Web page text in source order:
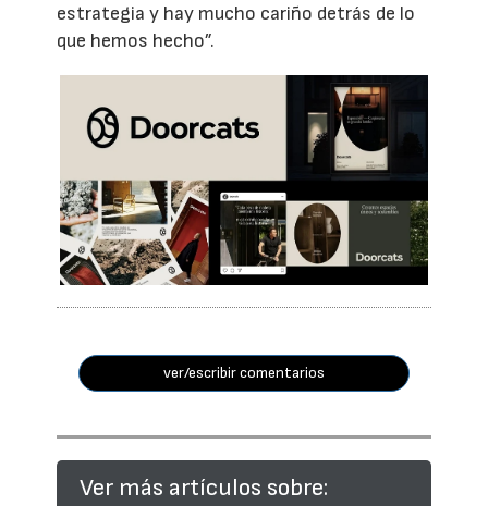
estrategia y hay mucho cariño detrás de lo
que hemos hecho”.
ver/escribir comentarios
Ver más artículos sobre: